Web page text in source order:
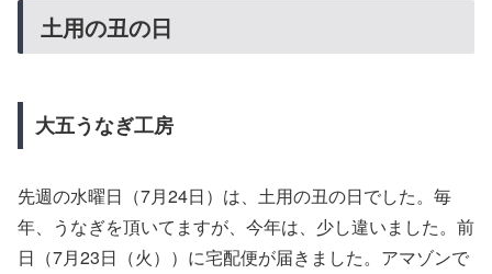
土用の丑の日
大五うなぎ工房
先週の水曜日（7月24日）は、土用の丑の日でした。毎
年、うなぎを頂いてますが、今年は、少し違いました。前
日（7月23日（火））に宅配便が届きました。アマゾンで